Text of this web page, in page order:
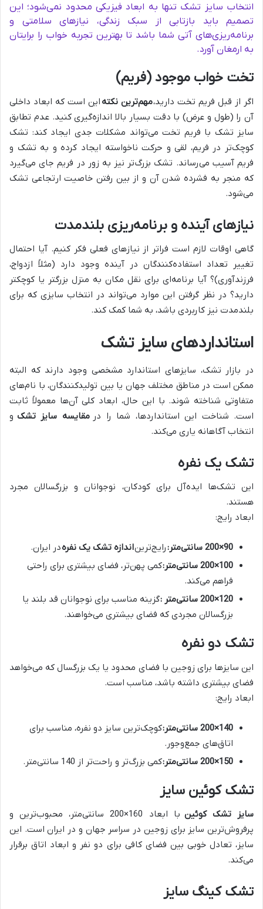
انتخاب سایز تشک تنها به ابعاد فیزیکی محدود نمی‌شود؛ این
تصمیم باید بازتابی از سبک زندگی، نیازهای سلامتی و
برنامه‌ریزی‌های آتی شما باشد تا بهترین تجربه خواب را برایتان
به ارمغان آورد.
تخت خواب موجود (فریم)
اگر از قبل فریم تخت دارید،مهم‌ترین نکته این است که ابعاد داخلی
آن را (طول و عرض) با دقت بسیار بالا اندازه‌گیری کنید. عدم تطابق
سایز تشک با فریم تخت می‌تواند مشکلات جدی ایجاد کند: تشک
کوچک‌تر در فریم، لقی و حرکت ناخواسته ایجاد کرده و به تشک و
فریم آسیب می‌رساند. تشک بزرگ‌تر نیز به زور در فریم جای می‌گیرد
که منجر به فشرده شدن آن و از بین رفتن خاصیت ارتجاعی تشک
می‌شود.
نیازهای آینده و برنامه‌ریزی بلندمدت
گاهی اوقات لازم است فراتر از نیازهای فعلی فکر کنیم. آیا احتمال
تغییر تعداد استفاده‌کنندگان در آینده وجود دارد (مثلاً ازدواج،
فرزندآوری)؟ آیا برنامه‌ای برای نقل مکان به منزل بزرگتر یا کوچکتر
دارید؟ در نظر گرفتن این موارد می‌تواند در انتخاب سایزی که برای
بلندمدت نیز کاربردی باشد، به شما کمک کند.
استانداردهای سایز تشک
در بازار تشک، سایزهای استاندارد مشخصی وجود دارند که البته
ممکن است در مناطق مختلف جهان یا بین تولیدکنندگان، با نام‌های
متفاوتی شناخته شوند. با این حال، ابعاد کلی آن‌ها معمولاً ثابت
است. شناخت این استانداردها، شما را در مقایسه سایز تشک و
انتخاب آگاهانه یاری می‌کند.
تشک یک نفره
این تشک‌ها ایده‌آل برای کودکان، نوجوانان و بزرگسالان مجرد
هستند.
ابعاد رایج:
90×200 سانتی‌متر: رایج‌تریناندازه تشک یک نفرهدر ایران.
100×200 سانتی‌متر:
کمی پهن‌تر، فضای بیشتری برای راحتی
فراهم می‌کند.
120×200 سانتی‌متر :
گزینه مناسب برای نوجوانان قد بلند یا
بزرگسالان مجردی که فضای بیشتری می‌خواهند.
تشک دو نفره
این سایزها برای زوجین با فضای محدود یا یک بزرگسال که می‌خواهد
فضای بیشتری داشته باشد، مناسب است.
ابعاد رایج:
140×200 سانتی‌متر:
کوچک‌ترین سایز دو نفره، مناسب برای
اتاق‌های جمع‌وجور.
150×200 سانتی‌متر:
کمی بزرگ‌تر و راحت‌تر از 140 سانتی‌متر.
تشک کوئین سایز
سایز تشک کوئین
با ابعاد 160×200 سانتی‌متر، محبوب‌ترین و
پرفروش‌ترین سایز برای زوجین در سراسر جهان و در ایران است. این
سایز، تعادل خوبی بین فضای کافی برای دو نفر و ابعاد اتاق برقرار
می‌کند.
تشک کینگ سایز